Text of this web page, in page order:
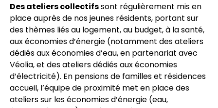
Des ateliers collectifssont régulièrement mis en
place auprès de nos jeunes résidents, portant sur
des thèmes liés au logement, au budget, à la santé,
aux économies d’énergie (notamment des ateliers
dédiés aux économies d’eau, en partenariat avec
Véolia, et des ateliers dédiés aux économies
d’électricité). En pensions de familles et résidences
accueil, l’équipe de proximité met en place des
ateliers sur les économies d’énergie (eau,